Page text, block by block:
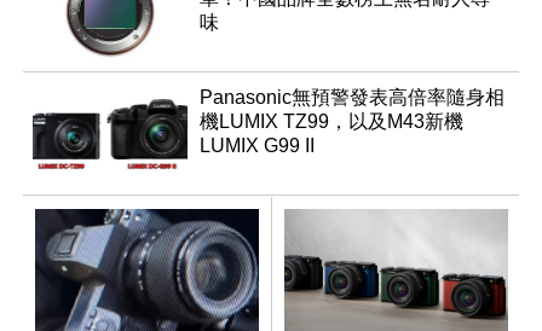
味
Panasonic無預警發表高倍率隨身相
機LUMIX TZ99，以及M43新機
LUMIX G99 II